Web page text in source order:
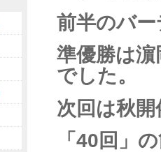
前半のバ
準優勝は
でした。
次回は秋
「 40回」